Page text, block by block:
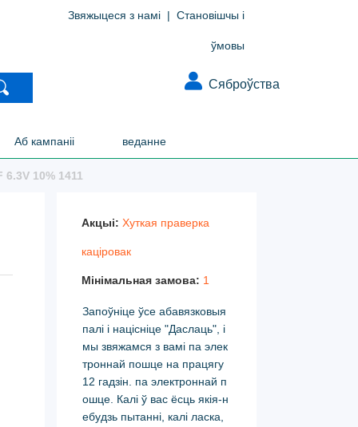
Звяжыцеся з намі | Становішчы і
ўмовы
Сяброўства
Аб кампаніі веданне
6.3V 10% 1411
Акцыі: Хуткая праверка
каціровак
Мінімальная замова: 1
Запоўніце ўсе абавязковыя
палі і націсніце "Даслаць", і
мы звяжамся з вамі па элек
троннай пошце на працягу
12 гадзін. па электроннай п
ошце. Калі ў вас ёсць якія-н
ебудзь пытанні, калі ласка,